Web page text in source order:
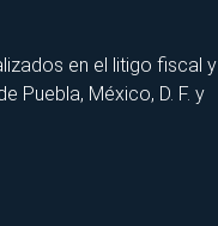
en el litigo fiscal y
Puebla, México, D. F. y